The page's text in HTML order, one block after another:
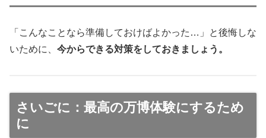
「こんなことなら準備しておけばよかった…」と後悔しな
いために、 今からできる対策をしておきましょう。
さいごに：最高の万博体験にするため
に